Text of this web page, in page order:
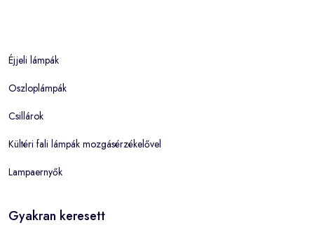
Éjjeli lámpák
Oszloplámpák
Csillárok
Kültéri fali lámpák mozgásérzékelővel
Lampaernyők
Gyakran keresett